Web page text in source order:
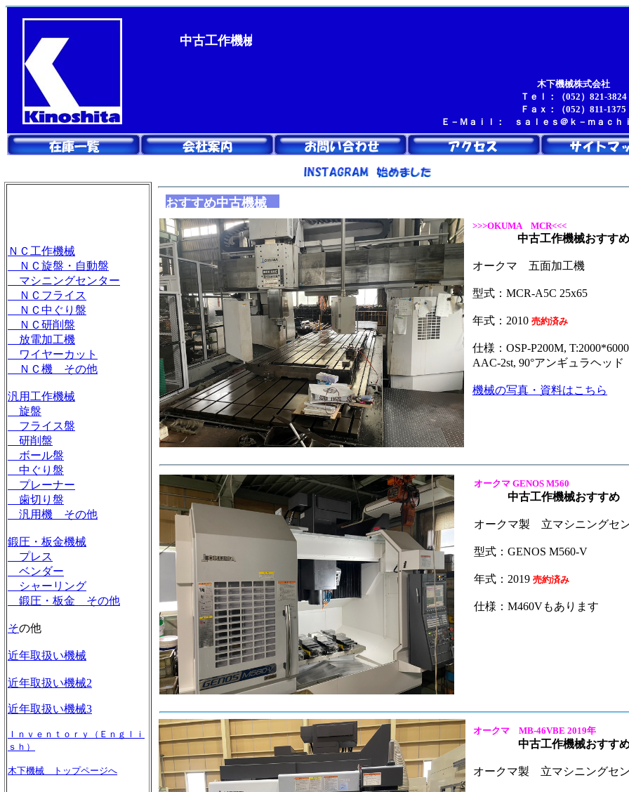
オークマ MB-46VBE 2019年
中古工作機械おすす
オークマ製 立マシニングセ
オークマ GENOS M560
中古工作機械おすすめ
オークマ製 立マシニングセ
型式：GENOS M560-V
年式：2019 売約済み
仕様：M460Vもあります
>>>OKUMA MCR<<<
中古工作機械おすす
オークマ 五面加工機
型式：MCR-A5C 25x65
年式：2010 売約済み
仕様：OSP-P200M,
AAC-2st, 90°アンギュラヘッド
機械の写真・資料はこちら
おすすめ中古機械
中古工作機械 買取・販売 小型機から超大型機まで名古屋ショールームに多
木下機械株式会社
Ｔｅｌ：（052）821-3824
Ｆａｘ：（052）811-1375
Ｅ－Ｍａｉｌ： ｓａｌｅｓ＠ｋ－ｍａｃｈ
ＮＣ工作機械
ＮＣ旋盤・自動盤
マシニングセンター
ＮＣフライス
ＮＣ中ぐり盤
ＮＣ研削盤
放電加工機
ワイヤーカット
ＮＣ機 その他
汎用工作機械
旋盤
フライス盤
研削盤
ボール盤
中ぐり盤
プレーナー
歯切り盤
汎用機 その他
鍛圧・板金機械
プレス
ベンダー
シャーリング
鍛圧・板金 その他
その他
近年取扱い機械
近年取扱い機械2
近年取扱い機械3
Ｉｎｖｅｎｔｏｒｙ（Ｅｎｇｌｉ
ｓｈ）
木下機械 トップページへ